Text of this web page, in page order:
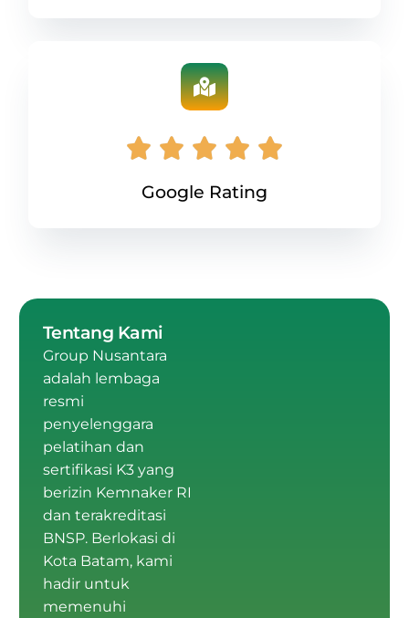
Google Rating
Tentang Kami
Group Nusantara
adalah lembaga
resmi
penyelenggara
pelatihan dan
sertifikasi K3 yang
berizin Kemnaker RI
dan terakreditasi
BNSP. Berlokasi di
Kota Batam, kami
hadir untuk
memenuhi